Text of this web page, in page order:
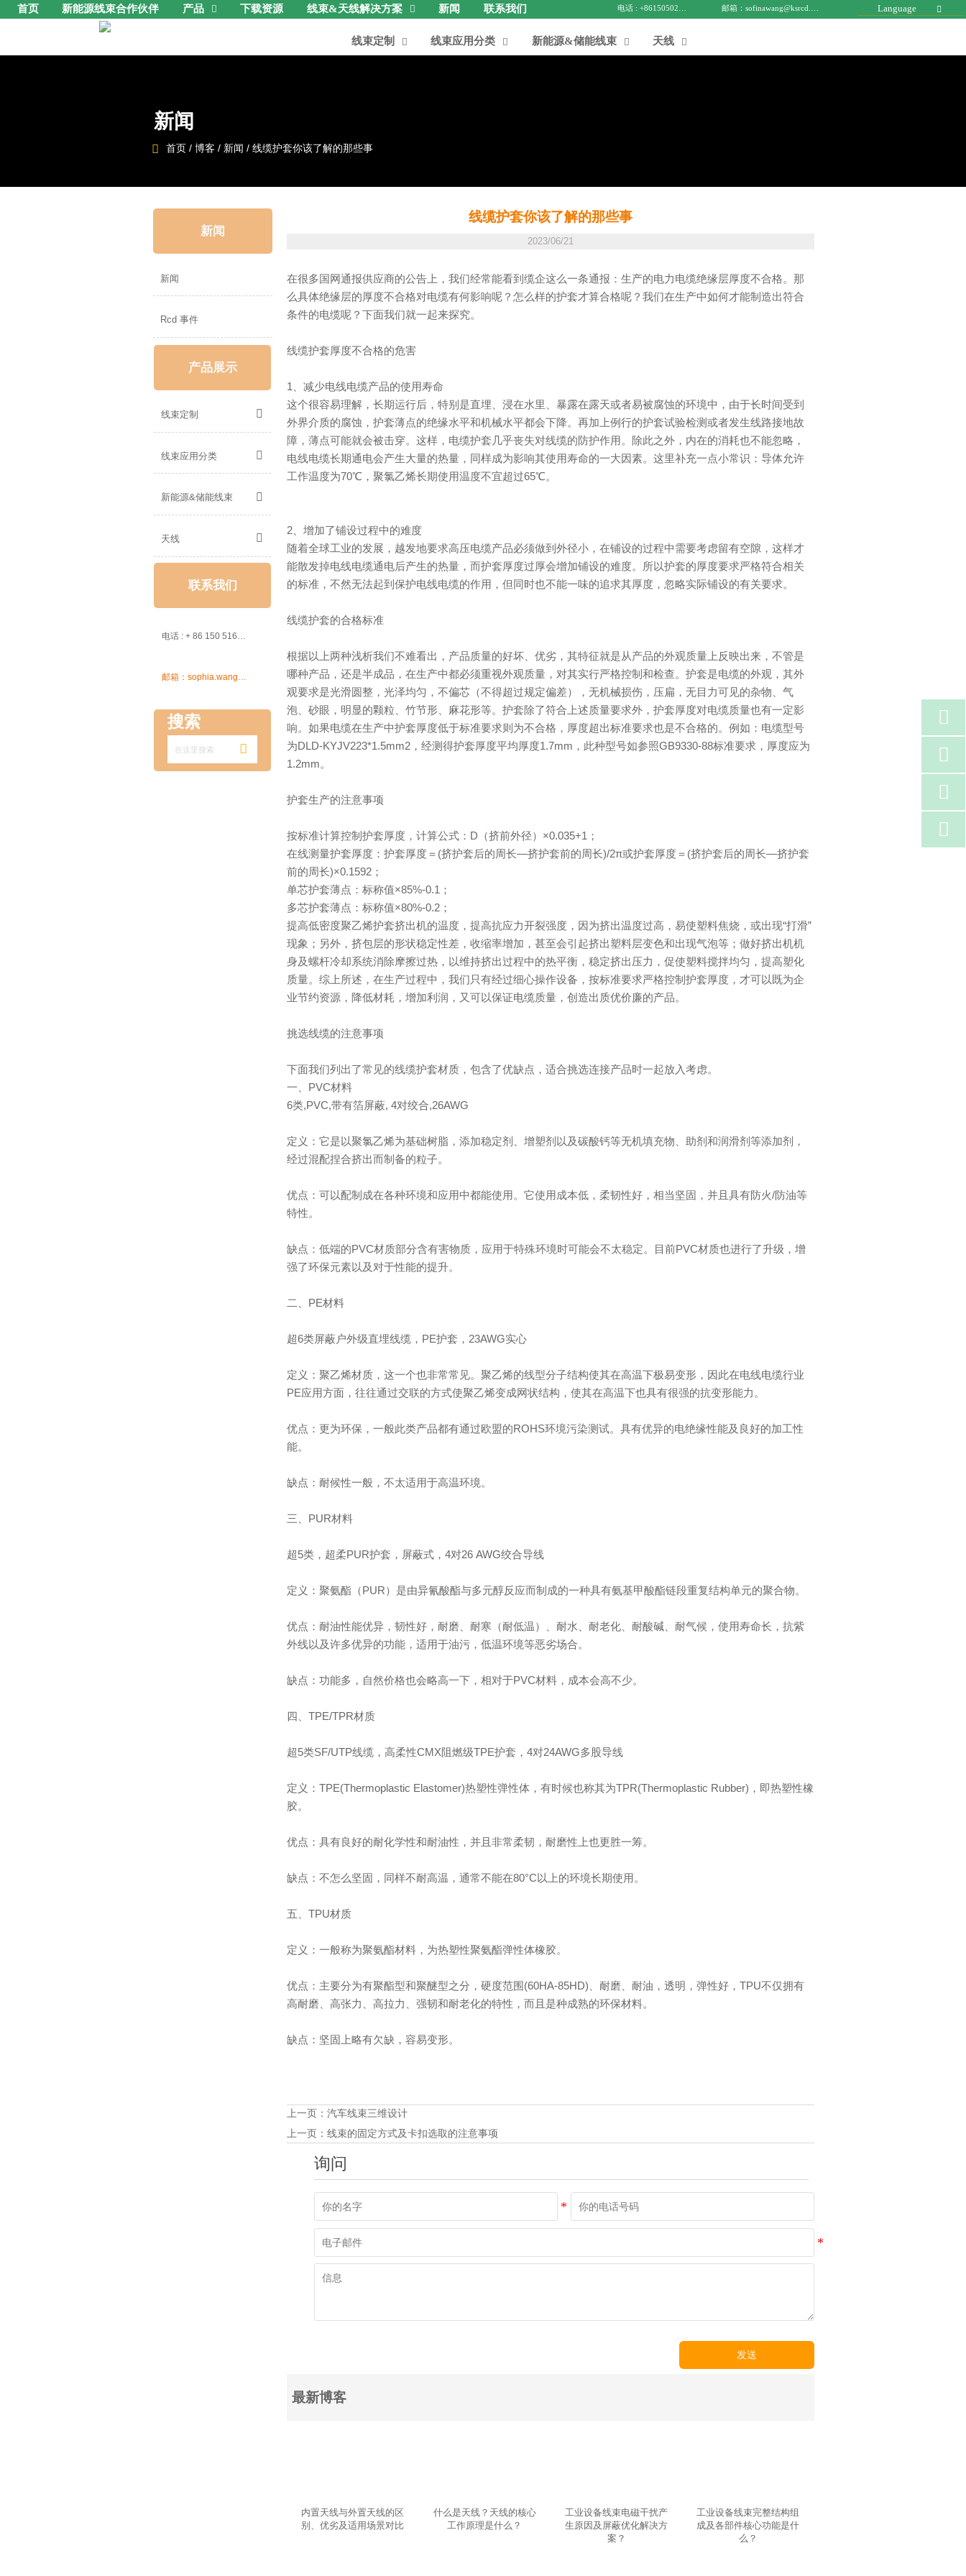
首页 新能源线束合作伙伴 产品  下载资源 线束&天线解决方案  新闻 联系我们 Language 
线束定制  线束应用分类  新能源&储能线束  天线 
新闻
 首页 / 博客 / 新闻 / 线缆护套你该了解的那些事
新闻
新闻
Rcd 事件
产品展示
线束定制 
线束应用分类 
新能源&储能线束 
天线 
联系我们
电话 : + 86 150 5162 5639
 邮箱：sophia.wang@ksrcd.com
搜索

线缆护套你该了解的那些事
2023/06/21
在很多国网通报供应商的公告上，我们经常能看到缆企这么一条通报：生产的电力电缆绝缘层厚度不合格。那
么具体绝缘层的厚度不合格对电缆有何影响呢？怎么样的护套才算合格呢？我们在生产中如何才能制造出符合
条件的电缆呢？下面我们就一起来探究。
线缆护套厚度不合格的危害
1、减少电线电缆产品的使用寿命
这个很容易理解，长期运行后，特别是直埋、浸在水里、暴露在露天或者易被腐蚀的环境中，由于长时间受到
外界介质的腐蚀，护套薄点的绝缘水平和机械水平都会下降。再加上例行的护套试验检测或者发生线路接地故
障，薄点可能就会被击穿。这样，电缆护套几乎丧失对线缆的防护作用。除此之外，内在的消耗也不能忽略，
电线电缆长期通电会产生大量的热量，同样成为影响其使用寿命的一大因素。这里补充一点小常识：导体允许
工作温度为70℃，聚氯乙烯长期使用温度不宜超过65℃。
2、增加了铺设过程中的难度
随着全球工业的发展，越发地要求高压电缆产品必须做到外径小，在铺设的过程中需要考虑留有空隙，这样才
能散发掉电线电缆通电后产生的热量，而护套厚度过厚会增加铺设的难度。所以护套的厚度要求严格符合相关
的标准，不然无法起到保护电线电缆的作用，但同时也不能一味的追求其厚度，忽略实际铺设的有关要求。
线缆护套的合格标准
根据以上两种浅析我们不难看出，产品质量的好坏、优劣，其特征就是从产品的外观质量上反映出来，不管是
哪种产品，还是半成品，在生产中都必须重视外观质量，对其实行严格控制和检查。护套是电缆的外观，其外
观要求是光滑圆整，光泽均匀，不偏芯（不得超过规定偏差），无机械损伤，压扁，无目力可见的杂物、气
泡、砂眼，明显的颗粒、竹节形、麻花形等。护套除了符合上述质量要求外，护套厚度对电缆质量也有一定影
响。如果电缆在生产中护套厚度低于标准要求则为不合格，厚度超出标准要求也是不合格的。例如：电缆型号
为DLD-KYJV223*1.5mm2，经测得护套厚度平均厚度1.7mm，此种型号如参照GB9330-88标准要求，厚度应为
1.2mm。
护套生产的注意事项
按标准计算控制护套厚度，计算公式：D（挤前外径）×0.035+1；
在线测量护套厚度：护套厚度＝(挤护套后的周长—挤护套前的周长)/2π或护套厚度＝(挤护套后的周长—挤护套
前的周长)×0.1592；
单芯护套薄点：标称值×85%-0.1；
多芯护套薄点：标称值×80%-0.2；
提高低密度聚乙烯护套挤出机的温度，提高抗应力开裂强度，因为挤出温度过高，易使塑料焦烧，或出现“打滑”
现象；另外，挤包层的形状稳定性差，收缩率增加，甚至会引起挤出塑料层变色和出现气泡等；做好挤出机机
身及螺杆冷却系统消除摩擦过热，以维持挤出过程中的热平衡，稳定挤出压力，促使塑料搅拌均匀，提高塑化
质量。综上所述，在生产过程中，我们只有经过细心操作设备，按标准要求严格控制护套厚度，才可以既为企
业节约资源，降低材耗，增加利润，又可以保证电缆质量，创造出质优价廉的产品。
挑选线缆的注意事项
下面我们列出了常见的线缆护套材质，包含了优缺点，适合挑选连接产品时一起放入考虑。
一、PVC材料
6类,PVC,带有箔屏蔽, 4对绞合,26AWG
定义：它是以聚氯乙烯为基础树脂，添加稳定剂、增塑剂以及碳酸钙等无机填充物、助剂和润滑剂等添加剂，
经过混配捏合挤出而制备的粒子。
优点：可以配制成在各种环境和应用中都能使用。它使用成本低，柔韧性好，相当坚固，并且具有防火/防油等
特性。
缺点：低端的PVC材质部分含有害物质，应用于特殊环境时可能会不太稳定。目前PVC材质也进行了升级，增
强了环保元素以及对于性能的提升。
二、PE材料
超6类屏蔽户外级直埋线缆，PE护套，23AWG实心
定义：聚乙烯材质，这一个也非常常见。聚乙烯的线型分子结构使其在高温下极易变形，因此在电线电缆行业
PE应用方面，往往通过交联的方式使聚乙烯变成网状结构，使其在高温下也具有很强的抗变形能力。
优点：更为环保，一般此类产品都有通过欧盟的ROHS环境污染测试。具有优异的电绝缘性能及良好的加工性
能。
缺点：耐候性一般，不太适用于高温环境。
三、PUR材料
超5类，超柔PUR护套，屏蔽式，4对26 AWG绞合导线
定义：聚氨酯（PUR）是由异氰酸酯与多元醇反应而制成的一种具有氨基甲酸酯链段重复结构单元的聚合物。
优点：耐油性能优异，韧性好，耐磨、耐寒（耐低温）、耐水、耐老化、耐酸碱、耐气候，使用寿命长，抗紫
外线以及许多优异的功能，适用于油污，低温环境等恶劣场合。
缺点：功能多，自然价格也会略高一下，相对于PVC材料，成本会高不少。
四、TPE/TPR材质
超5类SF/UTP线缆，高柔性CMX阻燃级TPE护套，4对24AWG多股导线
定义：TPE(Thermoplastic Elastomer)热塑性弹性体，有时候也称其为TPR(Thermoplastic Rubber)，即热塑性橡
胶。
优点：具有良好的耐化学性和耐油性，并且非常柔韧，耐磨性上也更胜一筹。
缺点：不怎么坚固，同样不耐高温，通常不能在80°C以上的环境长期使用。
五、TPU材质
定义：一般称为聚氨酯材料，为热塑性聚氨酯弹性体橡胶。
优点：主要分为有聚酯型和聚醚型之分，硬度范围(60HA-85HD)、耐磨、耐油，透明，弹性好，TPU不仅拥有
高耐磨、高张力、高拉力、强韧和耐老化的特性，而且是种成熟的环保材料。
缺点：坚固上略有欠缺，容易变形。
上一页：汽车线束三维设计
上一页：线束的固定方式及卡扣选取的注意事项
询问
发送
最新博客
内置天线与外置天线的区
别、优劣及适用场景对比
什么是天线？天线的核心
工作原理是什么？
工业设备线束电磁干扰产
生原因及屏蔽优化解决方
案？
工业设备线束完整结构组
成及各部件核心功能是什
么？



